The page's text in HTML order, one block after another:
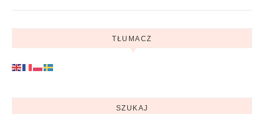
TŁUMACZ
SZUKAJ